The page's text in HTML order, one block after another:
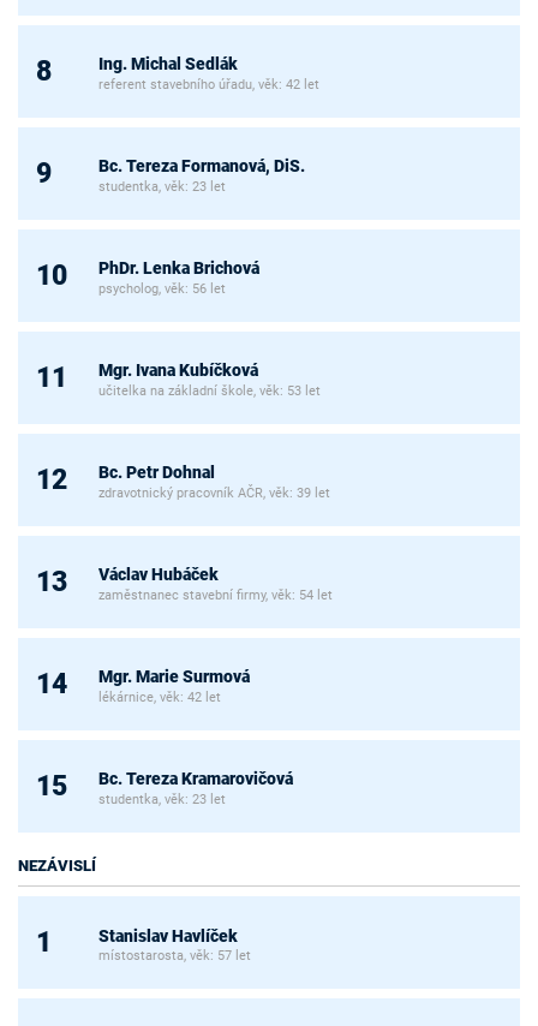
8 Ing. Michal Sedlák
referent stavebního úřadu, věk: 42 let
9 Bc. Tereza Formanová, DiS.
studentka, věk: 23 let
10 PhDr. Lenka Brichová
psycholog, věk: 56 let
11 Mgr. Ivana Kubíčková
učitelka na základní škole, věk: 53 let
12 Bc. Petr Dohnal
zdravotnický pracovník AČR, věk: 39 let
13 Václav Hubáček
zaměstnanec stavební firmy, věk: 54 let
14 Mgr. Marie Surmová
lékárnice, věk: 42 let
15 Bc. Tereza Kramarovičová
studentka, věk: 23 let
NEZÁVISLÍ
1 Stanislav Havlíček
místostarosta, věk: 57 let